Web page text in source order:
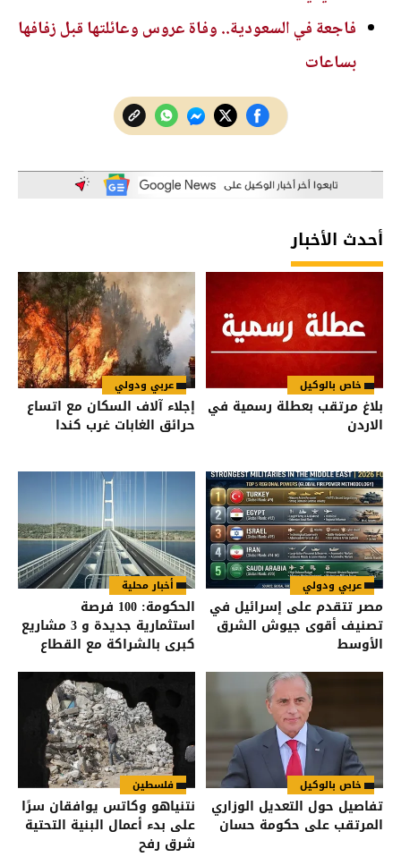
فاجعة في السعودية.. وفاة عروس وعائلتها قبل زفافها
بساعات
أحدث الأخبار
خاص بالوكيل
بلاغ مرتقب بعطلة رسمية في
الاردن
عربي ودولي
إجلاء آلاف السكان مع اتساع
حرائق الغابات غرب كندا
عربي ودولي
مصر تتقدم على إسرائيل في
تصنيف أقوى جيوش الشرق
الأوسط
أخبار محلية
الحكومة: 100 فرصة
استثمارية جديدة و 3 مشاريع
كبرى بالشراكة مع القطاع
خاص بالوكيل
تفاصيل حول التعديل الوزاري
المرتقب على حكومة حسان
فلسطين
نتنياهو وكاتس يوافقان سرًا
على بدء أعمال البنية التحتية
شرق رفح